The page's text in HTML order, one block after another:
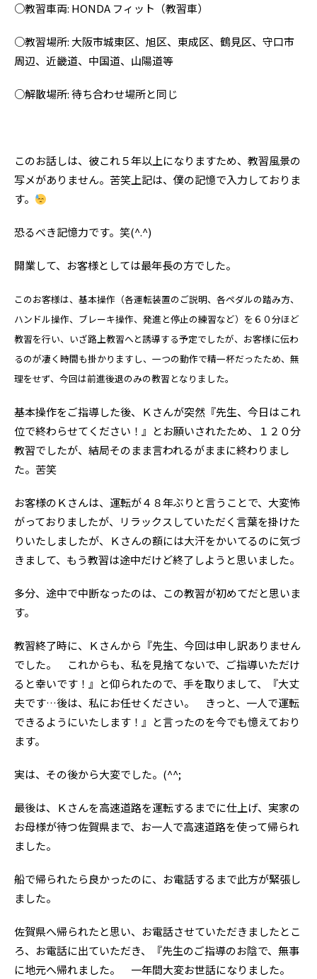
○教習車両: HONDA フィット（教習車）
○教習場所: 大阪市城東区、旭区、東成区、鶴見区、守口市
周辺、近畿道、中国道、山陽道等
○解散場所: 待ち合わせ場所と同じ
このお話しは、彼これ５年以上になりますため、教習風景の
写メがありません。苦笑上記は、僕の記憶で入力しておりま
す。
恐るべき記憶力です。笑(^.^)
開業して、お客様としては最年長の方でした。
このお客様は、基本操作（各運転装置のご説明、各ペダルの踏み方、
ハンドル操作、ブレーキ操作、発進と停止の練習など）を６０分ほど
教習を行い、いざ路上教習へと誘導する予定でしたが、お客様に伝わ
るのが凄く時間も掛かりますし、一つの動作で精一杯だったため、無
理をせず、今回は前進後退のみの教習となりました。
基本操作をご指導した後、Ｋさんが突然『先生、今日はこれ
位で終わらせてください！』とお願いされたため、１２０分
教習でしたが、結局そのまま言われるがままに終わりまし
た。苦笑
お客様のＫさんは、運転が４８年ぶりと言うことで、大変怖
がっておりましたが、リラックスしていただく言葉を掛けた
りいたしましたが、Ｋさんの額には大汗をかいてるのに気づ
きまして、もう教習は途中だけど終了しようと思いました。
多分、途中で中断なったのは、この教習が初めてだと思いま
す。
教習終了時に、Ｋさんから『先生、今回は申し訳ありません
でした。 これからも、私を見捨てないで、ご指導いただけ
ると幸いです！』と仰られたので、手を取りまして、『大丈
夫です…後は、私にお任せください。 きっと、一人で運転
できるようにいたします！』と言ったのを今でも憶えており
ます。
実は、その後から大変でした。(^^;
最後は、Ｋさんを高速道路を運転するまでに仕上げ、実家の
お母様が待つ佐賀県まで、お一人で高速道路を使って帰られ
ました。
船で帰られたら良かったのに、お電話するまで此方が緊張し
ました。
佐賀県へ帰られたと思い、お電話させていただきましたとこ
ろ、お電話に出ていただき、『先生のご指導のお陰で、無事
に地元へ帰れました。 一年間大変お世話になりました。